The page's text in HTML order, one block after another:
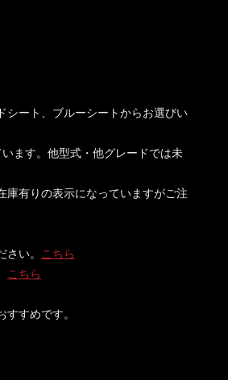
シート、ブルーシートからお選びい
す。他型式・他グレードでは未
庫有りの表示になっていますがご注
い。
こちら
こちら
すめです。